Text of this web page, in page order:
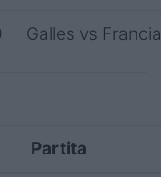
Galles vs Francia
Partita